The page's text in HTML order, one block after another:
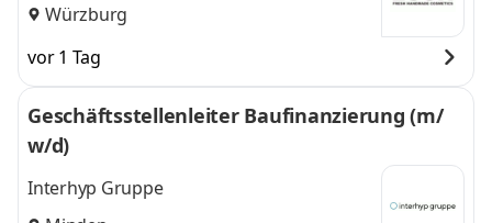
Würzburg
vor 1 Tag
Geschäftsstellenleiter Baufinanzierung (m/
w/d)
Interhyp Gruppe